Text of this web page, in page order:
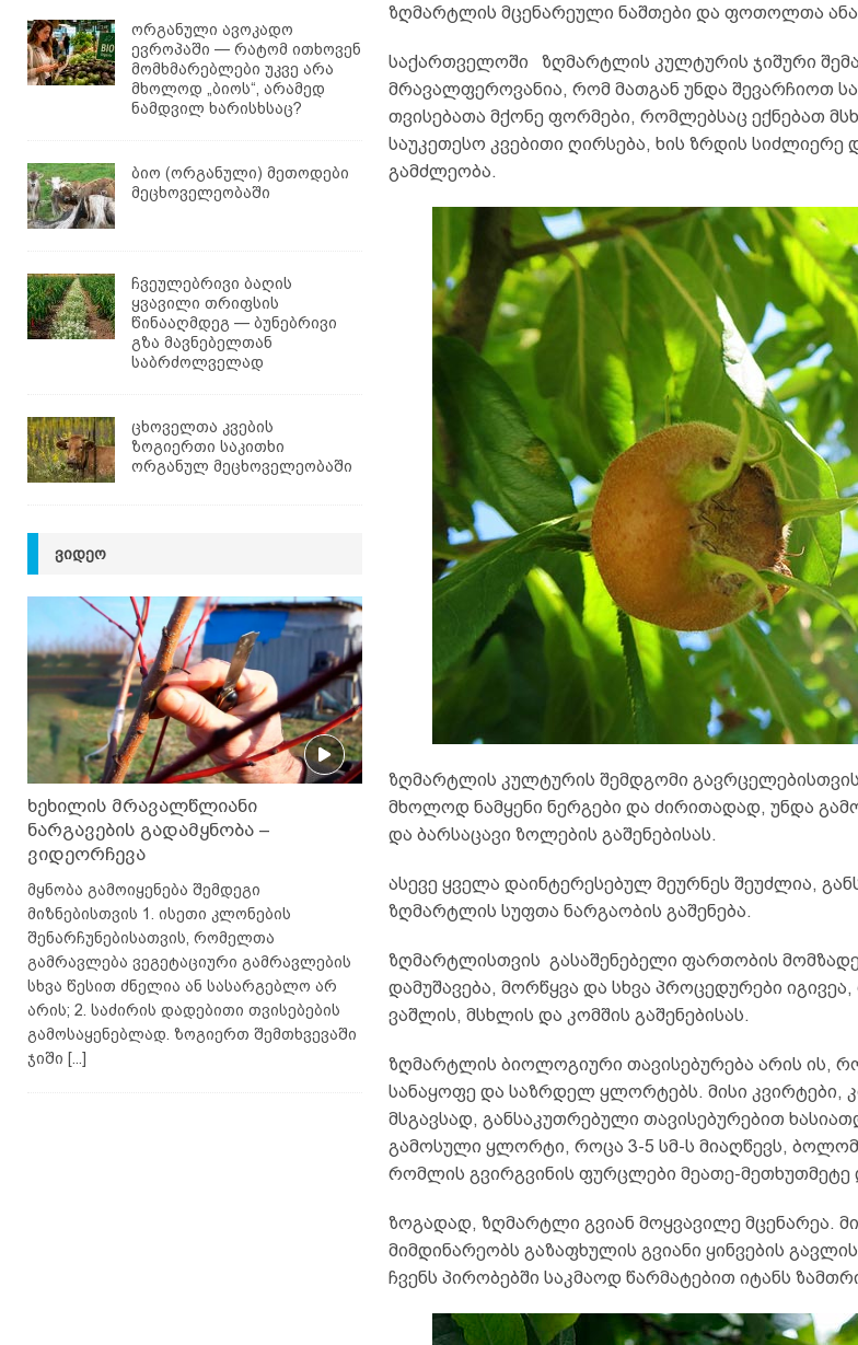
ზღმარტლის მცენარეული ნაშთები და ფოთოლთა
საქართველოში ზღმარტლის კულტურის ჯიშური
მრავალფეროვანია, რომ მათგან უნდა შევარჩიოთ
თვისებათა მქონე ფორმები, რომლებსაც ექნებათ
საუკეთესო კვებითი ღირსება, ხის ზრდის სიძლიერე
გამძლეობა.
ზღმარტლის კულტურის შემდგომი
მხოლოდ ნამყენი ნერგები და ძირითადად, უნდა
და ბარსაცავი ზოლების გაშენებისას.
ასევე ყველა დაინტერესებულ მეურნეს შეუძლია,
ზღმარტლის სუფთა ნარგაობის გაშენება.
ზღმარტლისთვის გასაშენებელი ფართობის
დამუშავება, მორწყვა და სხვა პროცედურები
ვაშლის, მსხლის და კომშის გაშენებისას.
ზღმარტლის ბიოლოგიური თავისებურება არის ის,
სანაყოფე და საზრდელ ყლორტებს. მისი კვირტები,
მსგავსად, განსაკუთრებული თავისებურებით
გამოსული ყლორტი, როცა 3-5 სმ-ს მიაღწევს,
რომლის გვირგვინის ფურცლები მეათე-მეთხუთმეტე
ზოგადად, ზღმარტლი გვიან მოყვავილე მცენარეა.
მიმდინარეობს გაზაფხულის გვიანი ყინვების
ჩვენს პირობებში საკმაოდ წარმატებით იტანს
ორგანული ავოკადო
ევროპაში — რატომ ითხოვენ
მომხმარებლები უკვე არა
მხოლოდ „ბიოს“, არამედ
ნამდვილ ხარისხსაც?
ბიო (ორგანული) მეთოდები
მეცხოველეობაში
ჩვეულებრივი ბაღის
ყვავილი თრიფსის
წინააღმდეგ — ბუნებრივი
გზა მავნებელთან
საბრძოლველად
ცხოველთა კვების
ზოგიერთი საკითხი
ორგანულ მეცხოველეობაში
ᲕᲘᲓᲔᲝ
ხეხილის მრავალწლიანი
ნარგავების გადამყნობა –
ვიდეორჩევა
მყნობა გამოიყენება შემდეგი
მიზნებისთვის 1. ისეთი კლონების
შენარჩუნებისათვის, რომელთა
გამრავლება ვეგეტაციური გამრავლების
სხვა წესით ძნელია ან სასარგებლო არ
არის; 2. საძირის დადებითი თვისებების
გამოსაყენებლად. ზოგიერთ შემთხვევაში
ჯიში [...]